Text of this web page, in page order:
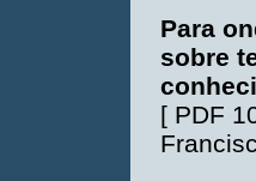
Para
sobre
[ PDF